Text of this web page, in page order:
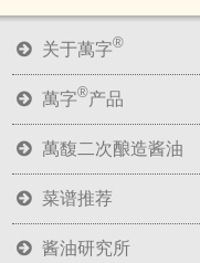
关于萬字®
萬字®产品
萬馥二次酿造酱油
菜谱推荐
酱油研究所